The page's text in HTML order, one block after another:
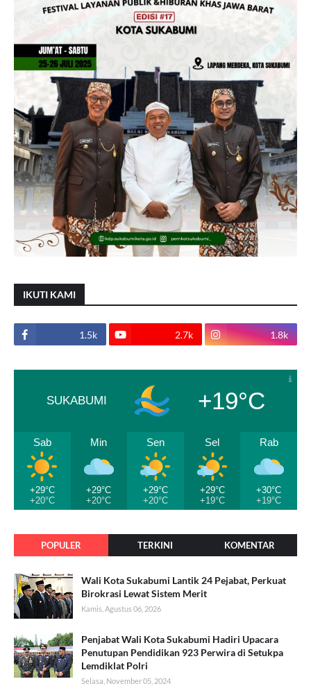
IKUTI KAMI
1.5k 2.7k 1.8k
SUKABUMI +19°C
Sab
+29°C
+20°C
Min
+29°C
+20°C
Sen
+29°C
+20°C
Sel
+29°C
+19°C
Rab
+30°C
+19°C
POPULER TERKINI KOMENTAR
Wali Kota Sukabumi Lantik 24 Pejabat, Perkuat
Birokrasi Lewat Sistem Merit
Kamis, Agustus 06, 2026
Penjabat Wali Kota Sukabumi Hadiri Upacara
Penutupan Pendidikan 923 Perwira di Setukpa
Lemdiklat Polri
Selasa, November 05, 2024